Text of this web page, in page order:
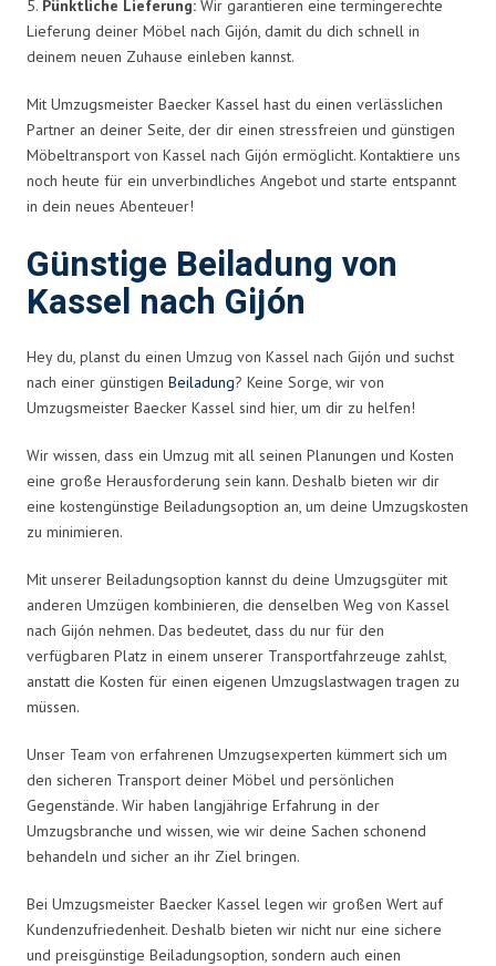
5. Pünktliche Lieferung: Wir garantieren eine termingerechte
Lieferung deiner Möbel nach Gijón, damit du dich schnell in
deinem neuen Zuhause einleben kannst.
Mit Umzugsmeister Baecker Kassel hast du einen verlässlichen
Partner an deiner Seite, der dir einen stressfreien und günstigen
Möbeltransport von Kassel nach Gijón ermöglicht. Kontaktiere uns
noch heute für ein unverbindliches Angebot und starte entspannt
in dein neues Abenteuer!
Günstige Beiladung von
Kassel nach Gijón
Hey du, planst du einen Umzug von Kassel nach Gijón und suchst
nach einer günstigen Beiladung? Keine Sorge, wir von
Umzugsmeister Baecker Kassel sind hier, um dir zu helfen!
Wir wissen, dass ein Umzug mit all seinen Planungen und Kosten
eine große Herausforderung sein kann. Deshalb bieten wir dir
eine kostengünstige Beiladungsoption an, um deine Umzugskosten
zu minimieren.
Mit unserer Beiladungsoption kannst du deine Umzugsgüter mit
anderen Umzügen kombinieren, die denselben Weg von Kassel
nach Gijón nehmen. Das bedeutet, dass du nur für den
verfügbaren Platz in einem unserer Transportfahrzeuge zahlst,
anstatt die Kosten für einen eigenen Umzugslastwagen tragen zu
müssen.
Unser Team von erfahrenen Umzugsexperten kümmert sich um
den sicheren Transport deiner Möbel und persönlichen
Gegenstände. Wir haben langjährige Erfahrung in der
Umzugsbranche und wissen, wie wir deine Sachen schonend
behandeln und sicher an ihr Ziel bringen.
Bei Umzugsmeister Baecker Kassel legen wir großen Wert auf
Kundenzufriedenheit. Deshalb bieten wir nicht nur eine sichere
und preisgünstige Beiladungsoption, sondern auch einen